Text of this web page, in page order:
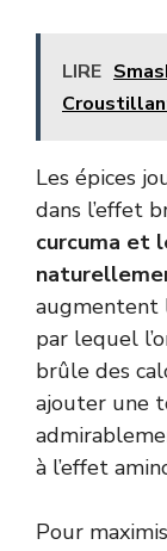
LIRE
Les épices
dans l’effet
curcuma et
augmentent
par lequel
brûle des
ajouter une
à l’effet
Pour